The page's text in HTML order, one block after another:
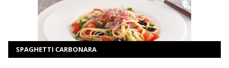
SPAGHETTI CARBONARA